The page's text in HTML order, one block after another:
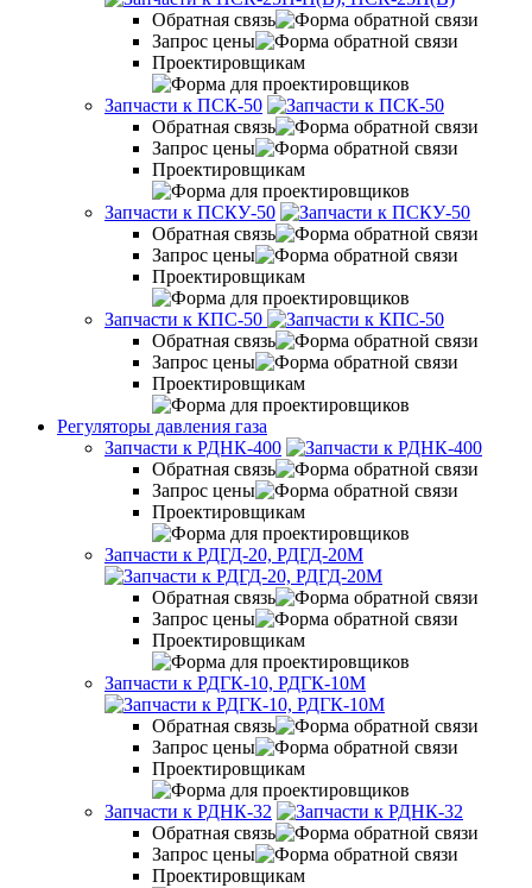
Обратная связь
Запрос цены
Проектировщикам
Запчасти к ПСК-50
Обратная связь
Запрос цены
Проектировщикам
Запчасти к ПСКУ-50
Обратная связь
Запрос цены
Проектировщикам
Запчасти к КПС-50
Обратная связь
Запрос цены
Проектировщикам
Регуляторы давления газа
Запчасти к РДНК-400
Обратная связь
Запрос цены
Проектировщикам
Запчасти к РДГД-20, РДГД-20М
Обратная связь
Запрос цены
Проектировщикам
Запчасти к РДГК-10, РДГК-10М
Обратная связь
Запрос цены
Проектировщикам
Запчасти к РДНК-32
Обратная связь
Запрос цены
Проектировщикам